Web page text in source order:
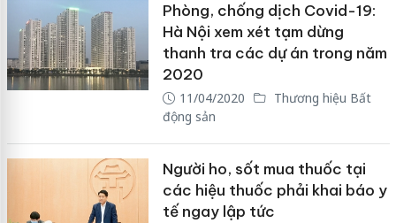
Phòng, chống dịch Covid-19:
Hà Nội xem xét tạm dừng
thanh tra các dự án trong năm
2020
11/04/2020
Thương hiệu Bất
động sản
Người ho, sốt mua thuốc tại
các hiệu thuốc phải khai báo y
tế ngay lập tức